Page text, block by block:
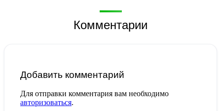
Комментарии
Добавить комментарий
Для отправки комментария вам необходимо
авторизоваться.